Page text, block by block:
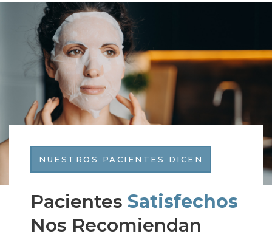
NUESTROS PACIENTES DICEN
Pacientes Satisfechos
Nos Recomiendan